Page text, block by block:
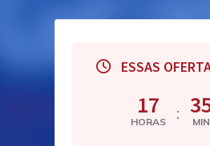
ESSAS
17
HORAS : MIN